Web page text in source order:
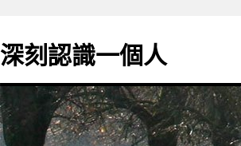
主
要
深刻認識一個人